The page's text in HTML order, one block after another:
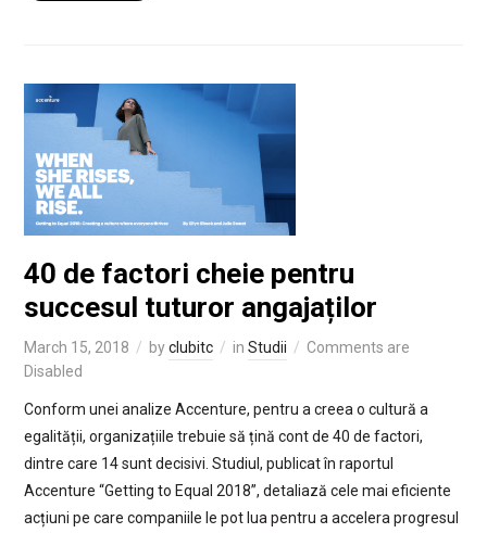
40 de factori cheie pentru
succesul tuturor angajaților
March 15, 2018 byclubitc in Studii
Comments are
Disabled
Conform unei analize Accenture, pentru a creea o cultură a
egalității, organizațiile trebuie să țină cont de 40 de factori,
dintre care 14 sunt decisivi. Studiul, publicat în raportul
Accenture “Getting to Equal 2018”, detaliază cele mai eficiente
acțiuni pe care companiile le pot lua pentru a accelera progresul